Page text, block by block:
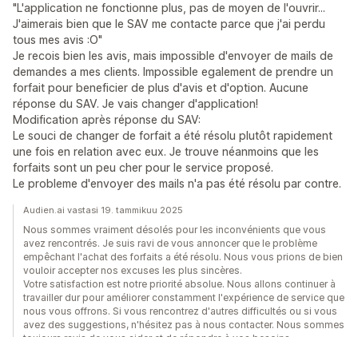
"L'application ne fonctionne plus, pas de moyen de l'ouvrir...
J'aimerais bien que le SAV me contacte parce que j'ai perdu
tous mes avis :O"
Je recois bien les avis, mais impossible d'envoyer de mails de
demandes a mes clients. Impossible egalement de prendre un
forfait pour beneficier de plus d'avis et d'option. Aucune
réponse du SAV. Je vais changer d'application!
Modification après réponse du SAV:
Le souci de changer de forfait a été résolu plutôt rapidement
une fois en relation avec eux. Je trouve néanmoins que les
forfaits sont un peu cher pour le service proposé.
Le probleme d'envoyer des mails n'a pas été résolu par contre.
Audien.ai vastasi 19. tammikuu 2025
Nous sommes vraiment désolés pour les inconvénients que vous
avez rencontrés. Je suis ravi de vous annoncer que le problème
empêchant l'achat des forfaits a été résolu. Nous vous prions de bien
vouloir accepter nos excuses les plus sincères.
Votre satisfaction est notre priorité absolue. Nous allons continuer à
travailler dur pour améliorer constamment l'expérience de service que
nous vous offrons. Si vous rencontrez d'autres difficultés ou si vous
avez des suggestions, n'hésitez pas à nous contacter. Nous sommes